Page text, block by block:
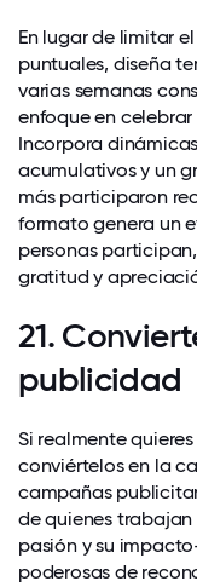
En lugar de limitar
puntuales, diseña
varias semanas
enfoque en
Incorpora
acumulativos y un
más participaron
formato genera un
personas
gratitud y
21.
publicidad
Si realmente
conviértelos en la
campañas
de quienes
pasión y su
poderosas de